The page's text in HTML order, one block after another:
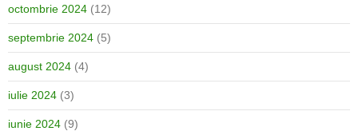
octombrie 2024 (12)
septembrie 2024 (5)
august 2024 (4)
iulie 2024 (3)
iunie 2024 (9)